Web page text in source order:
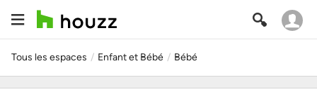
Tous les espaces / Enfant et Bébé / Bébé